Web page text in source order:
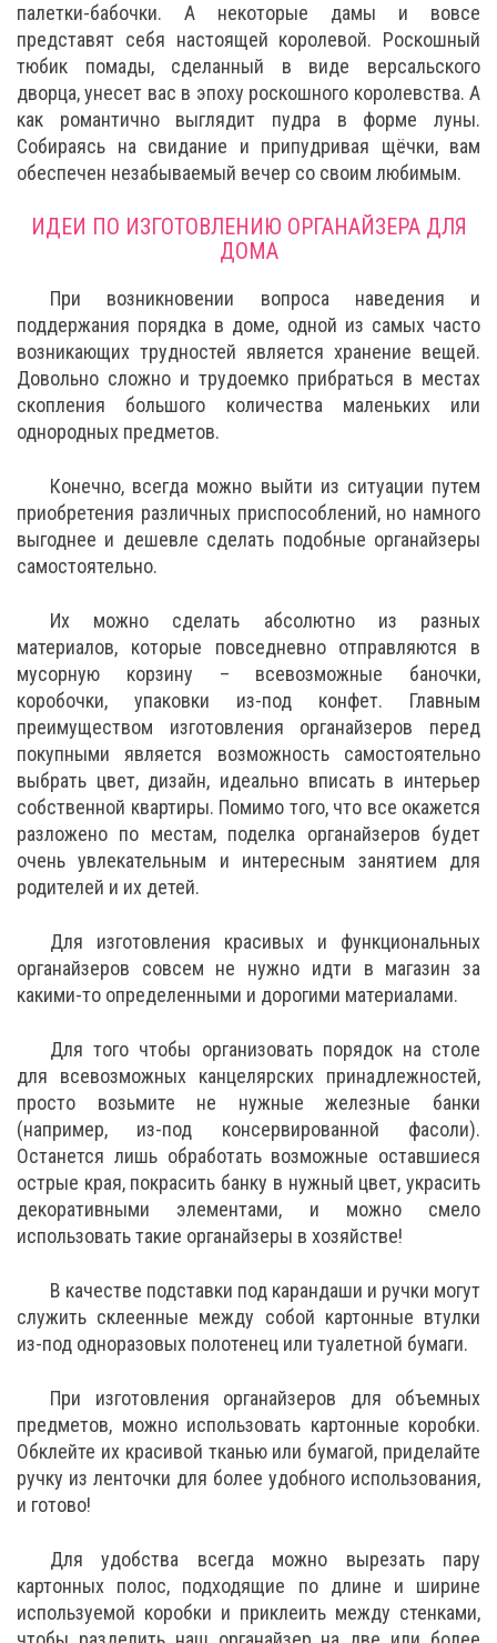
палетки-бабочки. А некоторые дамы и вовсе
представят себя настоящей королевой. Роскошный
тюбик помады, сделанный в виде версальского
дворца, унесет вас в эпоху роскошного королевства. А
как романтично выглядит пудра в форме луны.
Собираясь на свидание и припудривая щёчки, вам
обеспечен незабываемый вечер со своим любимым.
ИДЕИ ПО ИЗГОТОВЛЕНИЮ ОРГАНАЙЗЕРА ДЛЯ
ДОМА
При возникновении вопроса наведения и
поддержания порядка в доме, одной из самых часто
возникающих трудностей является хранение вещей.
Довольно сложно и трудоемко прибраться в местах
скопления большого количества маленьких или
однородных предметов.
Конечно, всегда можно выйти из ситуации путем
приобретения различных приспособлений, но намного
выгоднее и дешевле сделать подобные органайзеры
самостоятельно.
Их можно сделать абсолютно из разных
материалов, которые повседневно отправляются в
мусорную корзину – всевозможные баночки,
коробочки, упаковки из-под конфет. Главным
преимуществом изготовления органайзеров перед
покупными является возможность самостоятельно
выбрать цвет, дизайн, идеально вписать в интерьер
собственной квартиры. Помимо того, что все окажется
разложено по местам, поделка органайзеров будет
очень увлекательным и интересным занятием для
родителей и их детей.
Для изготовления красивых и функциональных
органайзеров совсем не нужно идти в магазин за
какими-то определенными и дорогими материалами.
Для того чтобы организовать порядок на столе
для всевозможных канцелярских принадлежностей,
просто возьмите не нужные железные банки
(например, из-под консервированной фасоли).
Останется лишь обработать возможные оставшиеся
острые края, покрасить банку в нужный цвет, украсить
декоративными элементами, и можно смело
использовать такие органайзеры в хозяйстве!
В качестве подставки под карандаши и ручки могут
служить склеенные между собой картонные втулки
из-под одноразовых полотенец или туалетной бумаги.
При изготовления органайзеров для объемных
предметов, можно использовать картонные коробки.
Обклейте их красивой тканью или бумагой, приделайте
ручку из ленточки для более удобного использования,
и готово!
Для удобства всегда можно вырезать пару
картонных полос, подходящие по длине и ширине
используемой коробки и приклеить между стенками,